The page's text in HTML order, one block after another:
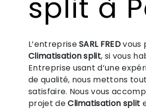
split à
L’entrepriseSARL FREDvous
Climatisation split, si vous
Entreprise usant d’une
de qualité, nous mettons
satisfaire. Nous vous
projet deClimatisation split